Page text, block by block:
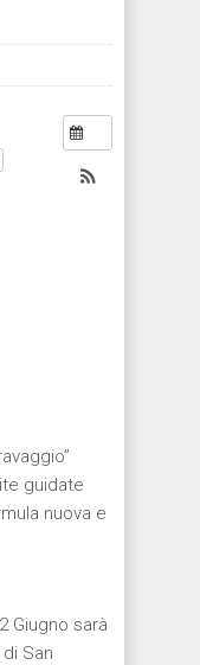
guidate
nuova e
Giugno sarà
San